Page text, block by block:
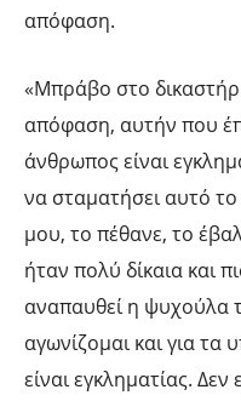
απόφαση.
«Μπράβο στο
απόφαση, αυτήν που
άνθρωπος είναι
να σταματήσει αυτό
μου, το πέθανε, το
ήταν πολύ δίκαια και
αναπαυθεί η ψυχούλα
αγωνίζομαι και για
είναι εγκληματίας. Δεν